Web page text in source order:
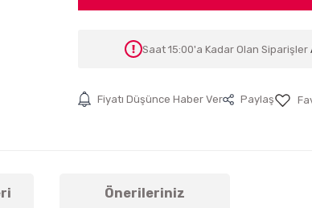
Saat 15:00'a Kadar Olan Siparişler
Fiyatı Düşünce Haber Ver Paylaş
Önerileriniz